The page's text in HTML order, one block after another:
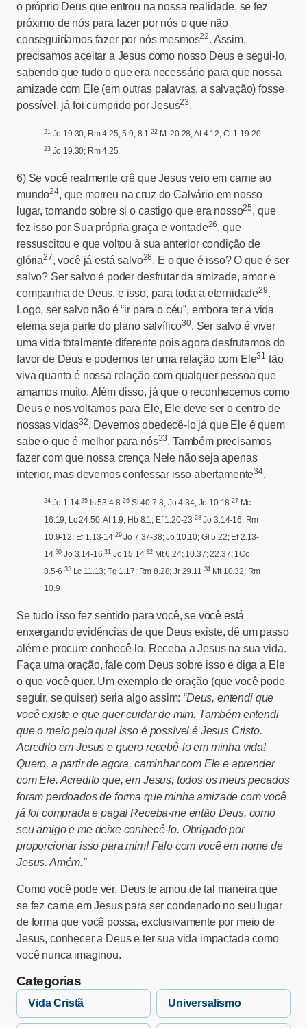
o próprio Deus que entrou na nossa realidade, se fez
próximo de nós para fazer por nós o que não
conseguiríamos fazer por nós mesmos22. Assim,
precisamos aceitar a Jesus como nosso Deus e segui-lo,
sabendo que tudo o que era necessário para que nossa
amizade com Ele (em outras palavras, a salvação) fosse
possível, já foi cumprido por Jesus23.
21Jo 19.30; Rm 4.25; 5.9; 8.122Mt 20.28; At 4.12; Cl 1.19-20
23Jo 19.30; Rm 4.25
6)Se você realmente crê que Jesus veio em carne ao
mundo24, que morreu na cruz do Calvário em nosso
lugar, tomando sobre si o castigo que era nosso25, que
fez isso por Sua própria graça e vontade26, que
ressuscitou e que voltou à sua anterior condição de
glória27, você já está salvo28. E o que é isso? O que é ser
salvo? Ser salvo é poder desfrutar da amizade, amor e
companhia de Deus, e isso, para toda a eternidade29.
Logo, ser salvo não é “ir para o céu”, embora ter a vida
eterna seja parte do plano salvífico30. Ser salvo é viver
uma vida totalmente diferente pois agora desfrutamos do
favor de Deus e podemos ter uma relação com Ele31 tão
viva quanto é nossa relação com qualquer pessoa que
amamos muito. Além disso, já que o reconhecemos como
Deus e nos voltamos para Ele, Ele deve ser o centro de
nossas vidas32. Devemos obedecê-lo já que Ele é quem
sabe o que é melhor para nós33. Também precisamos
fazer com que nossa crença Nele não seja apenas
interior, mas devemos confessar isso abertamente34.
24Jo 1.1425Is 53.4-826Sl 40.7-8; Jo 4.34; Jo 10.1827 Mc
16.19; Lc 24.50; At 1.9; Hb 8.1; Ef 1.20-23 28Jo 3.14-16; Rm
10.9-12; Ef 1.13-14 29Jo 7.37-38; Jo 10.10; Gl 5.22; Ef 2.13-
14 30 Jo 3.14-1631 Jo 15.1432 Mt 6.24; 10.37; 22.37; 1Co
8.5-633Lc 11.13; Tg 1.17; Rm 8.28; Jr 29.11 34 Mt 10.32; Rm
10.9
Se tudo isso fez sentido para você, se você está
enxergando evidências de que Deus existe, dê um passo
além e procure conhecê-lo. Receba a Jesus na sua vida.
Faça uma oração, fale com Deus sobre isso e diga a Ele
o que você quer. Um exemplo de oração (que você pode
seguir, se quiser) seria algo assim: “Deus, entendi que
você existe e que quer cuidar de mim. Também entendi
que o meio pelo qual isso é possível é Jesus Cristo.
Acredito em Jesus e quero recebê-lo em minha vida!
Quero, a partir de agora, caminhar com Ele e aprender
com Ele. Acredito que, em Jesus, todos os meus pecados
foram perdoados de forma que minha amizade com você
já foi comprada e paga! Receba-me então Deus, como
seu amigo e me deixe conhecê-lo. Obrigado por
proporcionar isso para mim! Falo com você em nome de
Jesus. Amém.”
Como você pode ver, Deus te amou de tal maneira que
se fez carne em Jesus para ser condenado no seu lugar
de forma que você possa, exclusivamente por meio de
Jesus, conhecer a Deus e ter sua vida impactada como
você nunca imaginou.
Categorias
Vida Cristã Universalismo